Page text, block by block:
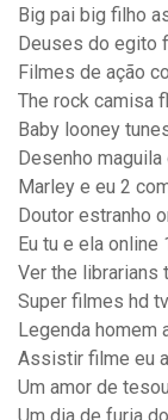
Big pai big filho
Deuses do egito
Filmes de ação
The rock camisa
Baby looney
Desenho
Marley e eu 2
Doutor estranho
Eu tu e ela online
Ver the librarians
Super filmes hd tv
Legenda homem
Assistir filme eu
Um amor de